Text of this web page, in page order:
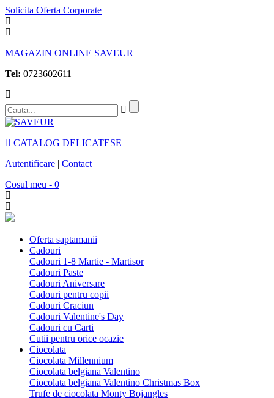
Solicita Oferta Corporate
MAGAZIN ONLINE SAVEUR
Tel: 0723602611
CATALOG DELICATESE
Autentificare | Contact
Cosul meu - 0
Oferta saptamanii
Cadouri
Cadouri 1-8 Martie - Martisor
Cadouri Paste
Cadouri Aniversare
Cadouri pentru copii
Cadouri Craciun
Cadouri Valentine's Day
Cadouri cu Carti
Cutii pentru orice ocazie
Ciocolata
Ciocolata Millennium
Ciocolata belgiana Valentino
Ciocolata belgiana Valentino Christmas Box
Trufe de ciocolata Monty Bojangles